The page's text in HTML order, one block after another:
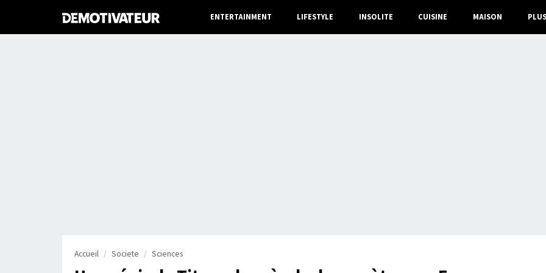
ENTERTAINMENT LIFESTYLE INSOLITE CUISINE MAISON PLUS
Accueil Societe Sciences